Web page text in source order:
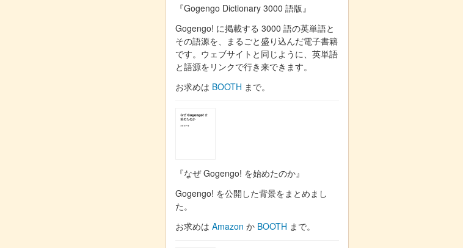
『Gogengo Dictionary 3000 語版』
Gogengo! に掲載する 3000 語の英単語と
その語源を、まるごと盛り込んだ電子書籍
です。ウェブサイトと同じように、英単語
と語源をリンクで行き来できます。
お求めは BOOTH まで。
『なぜ Gogengo! を始めたのか』
Gogengo! を公開した背景をまとめまし
た。
お求めは Amazon か BOOTH まで。